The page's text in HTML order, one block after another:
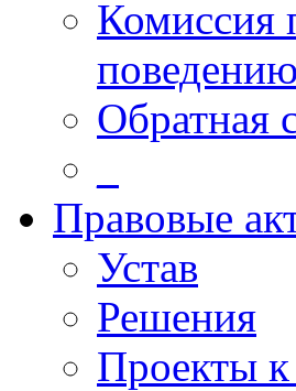
Комиссия
Обратная
Правовые
Устав
Решения
Проекты